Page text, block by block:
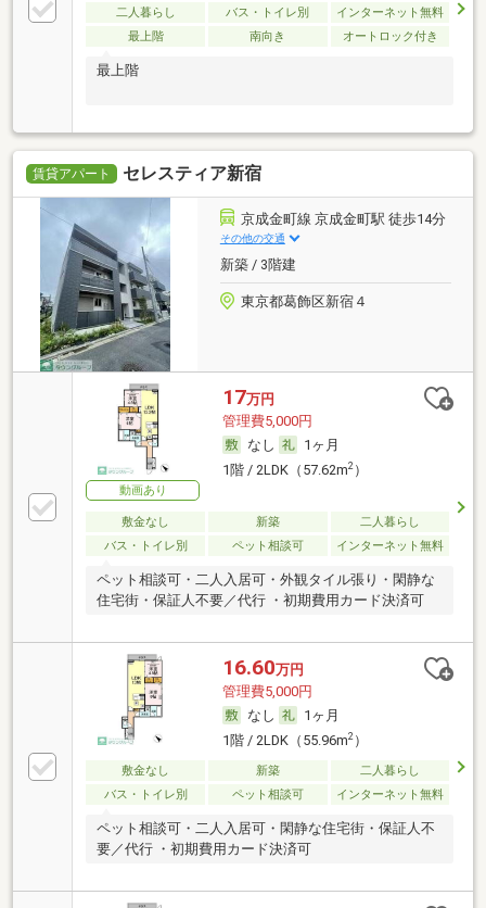
二人暮らし バス・トイレ別
インターネット無料
最上階
南向き オートロック付き
最上階
賃貸アパート セレスティア新宿
京成金町線 京成金町駅 徒歩14分
その他の交通
新築 / 3階建
東京都葛飾区新宿４
動画あり
17万円
管理費5,000円
なし
1ヶ月
1階 / 2LDK（57.62m2）
敷金なし 新築
二人暮らし
バス・トイレ別
ペット相談可 インターネット無料
ペット相談可・二人入居可・外観タイル張り・閑静な
住宅街・保証人不要／代行 ・初期費用カード決済可
16.60万円
管理費5,000円
なし
1ヶ月
1階 / 2LDK（55.96m2）
敷金なし 新築
二人暮らし
バス・トイレ別
ペット相談可 インターネット無料
ペット相談可・二人入居可・閑静な住宅街・保証人不
要／代行 ・初期費用カード決済可